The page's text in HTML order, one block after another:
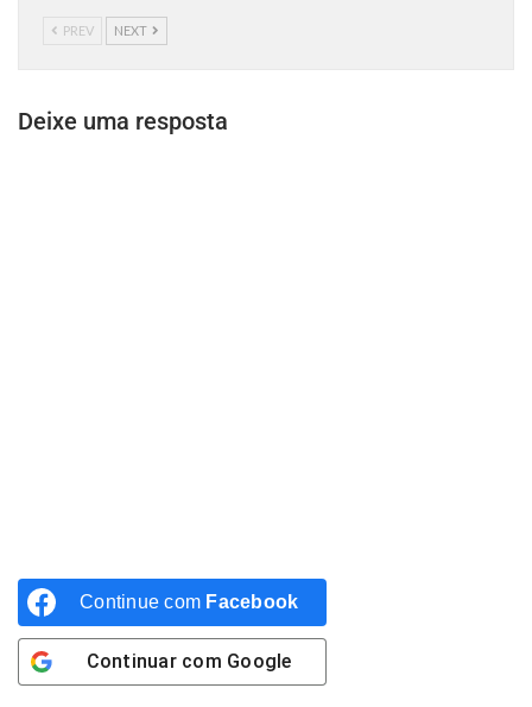
PREV NEXT
Deixe uma resposta
Continue com Facebook
Continuar com Google